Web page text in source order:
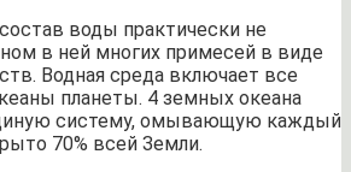
воды практически не
в ней многих примесей в виде
Водная среда включает все
планеты. 4 земных океана
систему, омывающую каждый
70% всей Земли.